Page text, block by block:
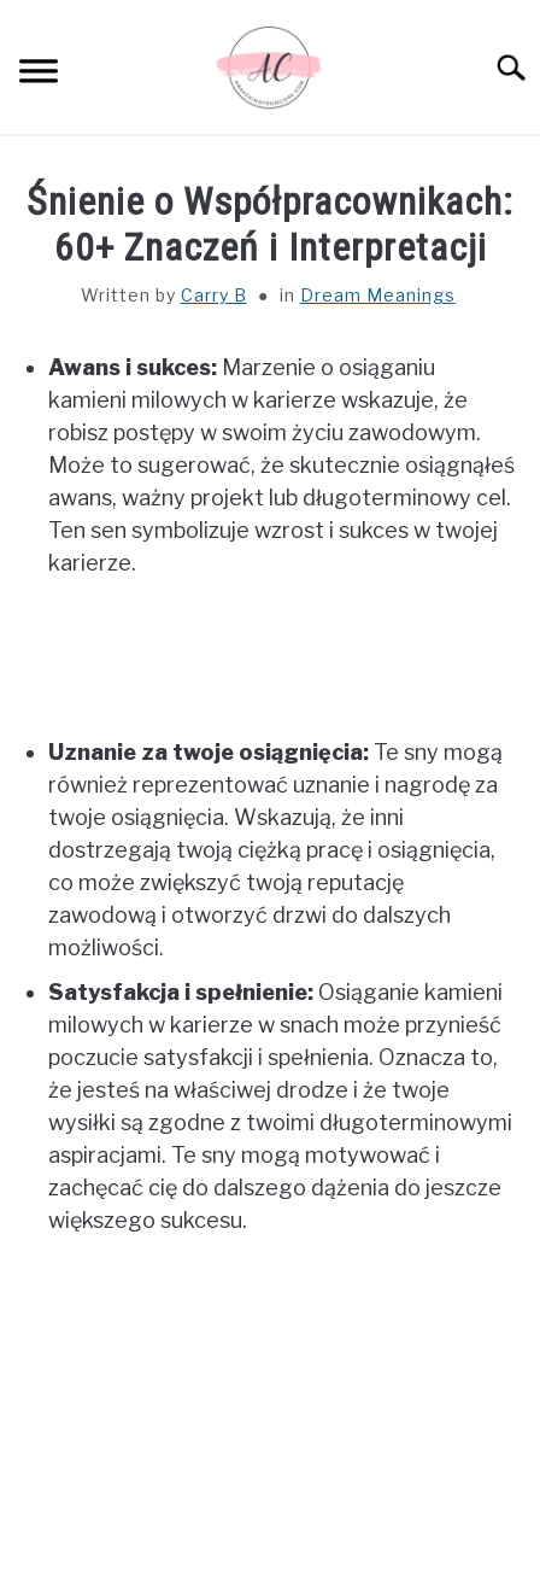
content
SPIRITUAL MEANINGS
DREAM MEANINGS
BIBLICAL MEANINGS
ASTROLOGY
DECOR AND THANKSGIVING IDEAS
CONTACT US
Śnienie o Współpracownikach:
60+ Znaczeń i Interpretacji
Written by Carry B in Dream Meanings
Awans i sukces: Marzenie o osiąganiu
kamieni milowych w karierze wskazuje, że
robisz postępy w swoim życiu zawodowym.
Może to sugerować, że skutecznie osiągnąłeś
awans, ważny projekt lub długoterminowy cel.
Ten sen symbolizuje wzrost i sukces w twojej
karierze.
Uznanie za twoje osiągnięcia: Te sny mogą
również reprezentować uznanie i nagrodę za
twoje osiągnięcia. Wskazują, że inni
dostrzegają twoją ciężką pracę i osiągnięcia,
co może zwiększyć twoją reputację
zawodową i otworzyć drzwi do dalszych
możliwości.
Satysfakcja i spełnienie: Osiąganie kamieni
milowych w karierze w snach może przynieść
poczucie satysfakcji i spełnienia. Oznacza to,
że jesteś na właściwej drodze i że twoje
wysiłki są zgodne z twoimi długoterminowymi
aspiracjami. Te sny mogą motywować i
zachęcać cię do dalszego dążenia do jeszcze
większego sukcesu.